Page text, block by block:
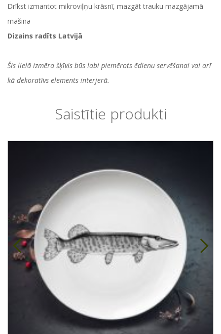
Drīkst izmantot mikroviļņu krāsnī, mazgāt trauku mazgājamā
mašīnā
Dizains radīts Latvijā
Šis lielā izmēra šķīvis būs labi piemērots ēdienu servēšanai vai arī
kā dekoratīvs elements interjerā.
Saistītie produkti